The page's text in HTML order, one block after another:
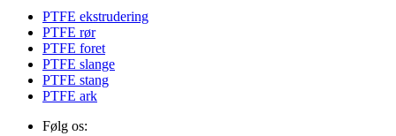
PTFE ekstrudering
PTFE rør
PTFE foret
PTFE slange
PTFE stang
PTFE ark
Følg os: